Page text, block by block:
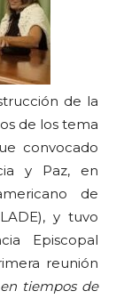
de la
de los tema
convocado
y Paz, en
de
y tuvo
Episcopal
reunión
tiempos de